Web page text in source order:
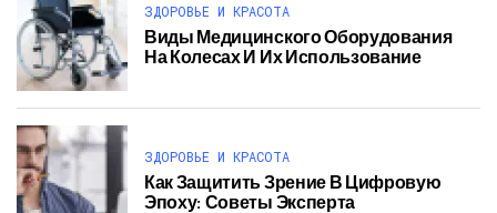
ЗДОРОВЬЕ И КРАСОТА
Виды Медицинского Оборудования
На Колесах И Их Использование
ЗДОРОВЬЕ И КРАСОТА
Как Защитить Зрение В Цифровую
Эпоху: Советы Эксперта